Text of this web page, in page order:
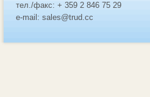
тел./факс: + 359 2 846 75 29
e-mail: sales@trud.cc